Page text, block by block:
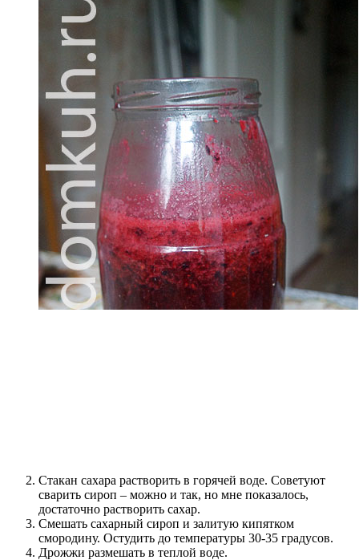
Стакан сахара растворить в горячей воде. Советуют
сварить сироп – можно и так, но мне показалось,
достаточно растворить сахар.
Смешать сахарный сироп и залитую кипятком
смородину. Остудить до температуры 30-35 градусов.
Дрожжи размешать в теплой воде.